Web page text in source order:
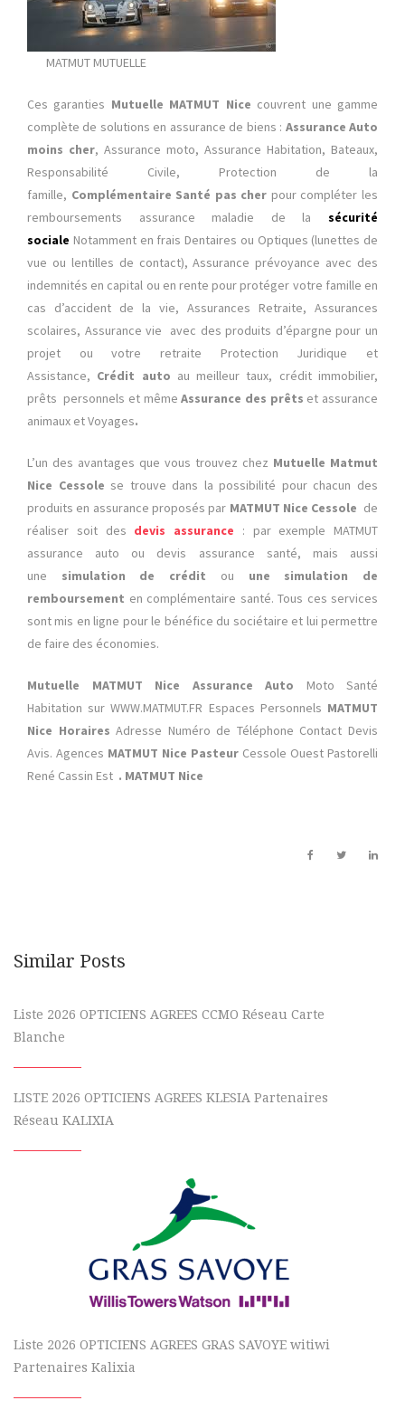
MATMUT MUTUELLE
Ces garanties Mutuelle MATMUT Nice couvrent une gamme
complète de solutions en assurance de biens : Assurance Auto
moins cher, Assurance moto, Assurance Habitation, Bateaux,
Responsabilité Civile, Protection de la
famille, Complémentaire Santé pas cher pour compléter les
remboursements assurance maladie de la sécurité
sociale Notamment en frais Dentaires ou Optiques (lunettes de
vue ou lentilles de contact), Assurance prévoyance avec des
indemnités en capital ou en rente pour protéger votre famille en
cas d’accident de la vie, Assurances Retraite, Assurances
scolaires, Assurance vie avec des produits d’épargne pour un
projet ou votre retraite Protection Juridique et
Assistance, Crédit auto au meilleur taux, crédit immobilier,
prêts personnels et mêmeAssurance des prêts et assurance
animaux et Voyages.
L’un des avantages que vous trouvez chez Mutuelle Matmut
Nice Cessole se trouve dans la possibilité pour chacun des
produits en assurance proposés par MATMUT Nice Cessole de
réaliser soit des devis assurance : par exemple MATMUT
assurance auto ou devis assurance santé, mais aussi
une simulation de crédit ou une simulation de
remboursement en complémentaire santé. Tous ces services
sont mis en ligne pour le bénéfice du sociétaire et lui permettre
de faire des économies.
Mutuelle MATMUT Nice Assurance Auto Moto Santé
Habitation sur WWW.MATMUT.FR Espaces Personnels MATMUT
Nice Horaires Adresse Numéro de Téléphone Contact Devis
Avis. Agences MATMUT Nice Pasteur Cessole Ouest Pastorelli
René Cassin Est . MATMUT Nice
Similar Posts
Liste 2026 OPTICIENS AGREES CCMO Réseau Carte
Blanche
LISTE 2026 OPTICIENS AGREES KLESIA Partenaires
Réseau KALIXIA
Liste 2026 OPTICIENS AGREES GRAS SAVOYE witiwi
Partenaires Kalixia